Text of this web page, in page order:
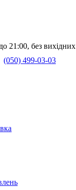
21:00, без вихідних
(050) 499-03-03